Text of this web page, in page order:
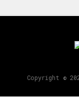
Copyright ©